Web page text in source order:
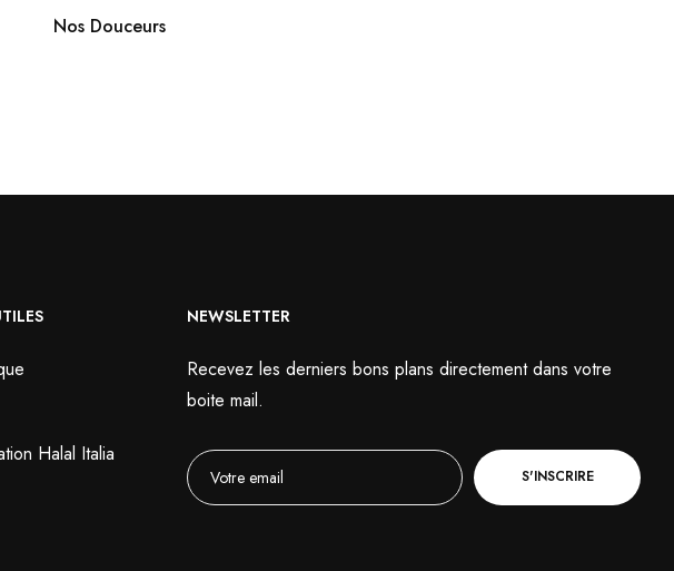
Nos Douceurs
Halal Italia
NEWSLETTER
Recevez les derniers bons plans directement dans votre
boite mail.
S'INSCRIRE